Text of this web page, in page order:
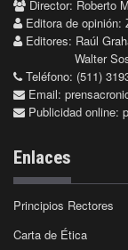
Director: Roberto
Editora de opinión:
Editores: Raúl
Walter
Teléfono: (511)
Email:
Publicidad online:
Enlaces
Principios Rectores
Carta de Ética